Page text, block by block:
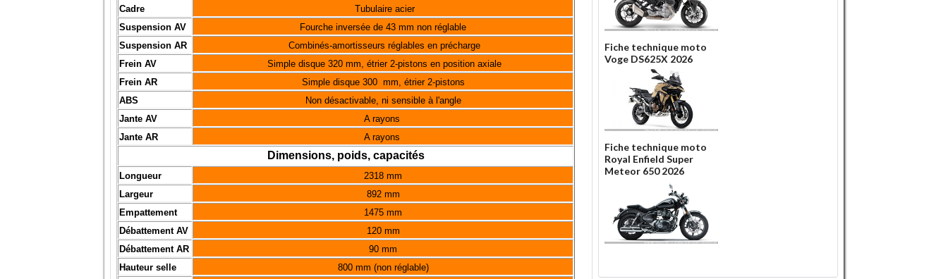
Cadre
Tubulaire acier
Suspension AV
Fourche inversée de 43 mm non réglable
Suspension AR
Combinés-amortisseurs réglables en précharge
Frein AV
Simple disque 320 mm, étrier 2-pistons en position axiale
Frein AR
Simple disque 300 mm, étrier 2-pistons
ABS
Non désactivable, ni sensible à l'angle
Jante AV
A rayons
Jante AR
A rayons
Dimensions, poids, capacités
Longueur
2318 mm
Largeur
892 mm
Empattement
1475 mm
Débattement AV
120 mm
Débattement AR
90 mm
Hauteur selle
800 mm (non réglable)
Fiche technique moto
Voge DS625X 2026
Fiche technique moto
Royal Enfield Super
Meteor 650 2026